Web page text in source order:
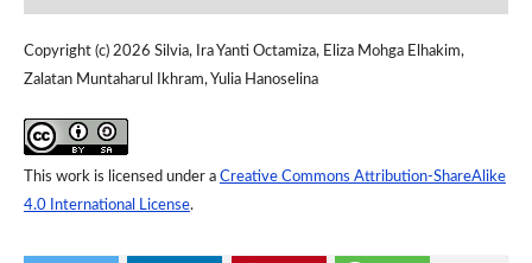
Copyright (c) 2026 Silvia, Ira Yanti Octamiza, Eliza Mohga Elhakim,
Zalatan Muntaharul Ikhram, Yulia Hanoselina
This work is licensed under a Creative Commons Attribution-ShareAlike
4.0 International License.